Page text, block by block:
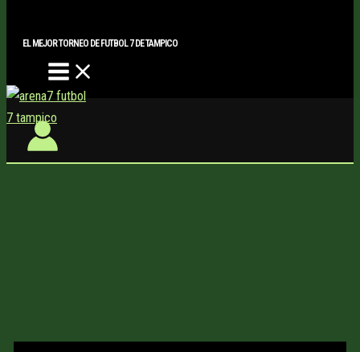
EL MEJOR TORNEO DE FUTBOL 7 DE TAMPICO